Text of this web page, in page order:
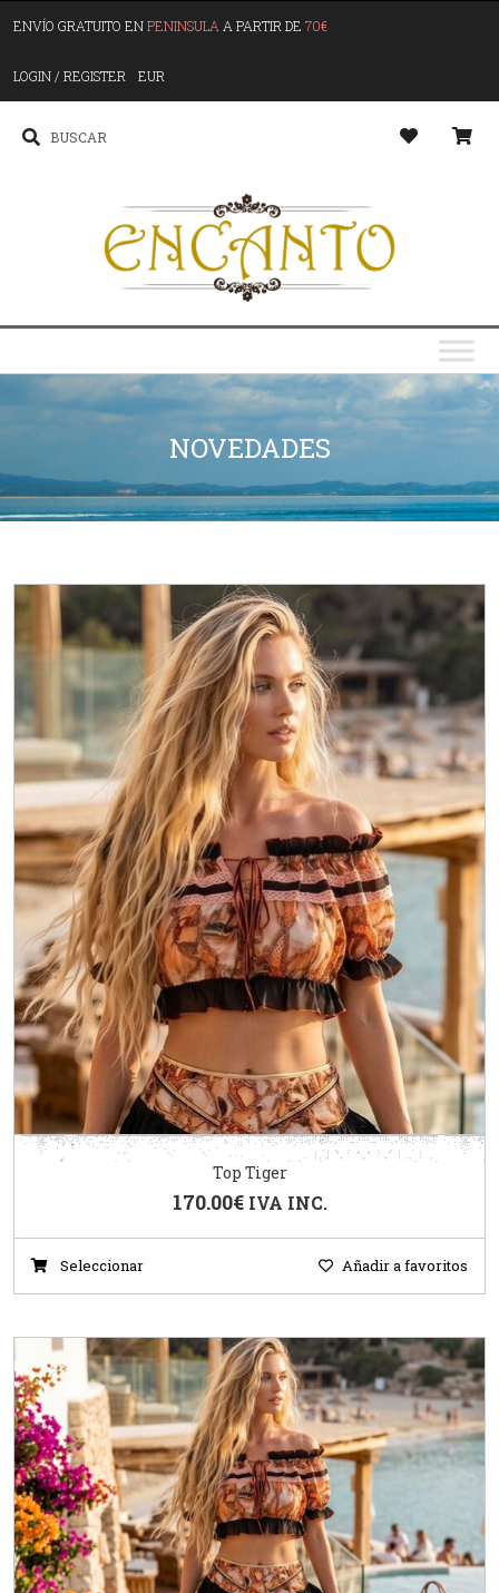
ENVÍO GRATUITO ENPENINSULA A PARTIR DE 70€
LOGIN / REGISTER EUR
NOVEDADES
Top Tiger
170.00€ IVA INC.
Seleccionar Añadir a favoritos